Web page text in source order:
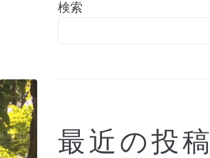
検索
最近の投稿